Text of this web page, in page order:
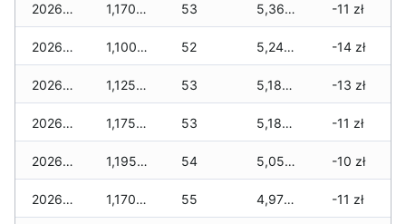
2026-04-16 1,170 zł 53 5,360 zł -11 zł
2026-04-15 1,100 zł 52 5,245 zł -14 zł
2026-04-14 1,125 zł 53 5,180 zł -13 zł
2026-04-13 1,175 zł 53 5,180 zł -11 zł
2026-04-12 1,195 zł 54 5,055 zł -10 zł
2026-04-11 1,170 zł 55 4,970 zł -11 zł